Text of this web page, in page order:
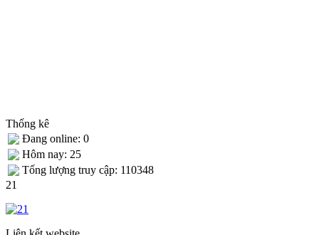
Thống kê
Đang online: 0
Hôm nay: 25
Tống lượng truy cập: 110348
21